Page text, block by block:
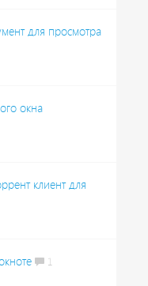
для просмотра
окна
клиент для
1